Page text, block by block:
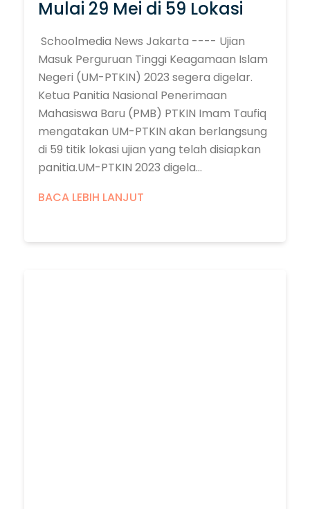
Mulai 29 Mei di 59 Lokasi
Schoolmedia News Jakarta ---- Ujian
Masuk Perguruan Tinggi Keagamaan Islam
Negeri (UM-PTKIN) 2023 segera digelar.
Ketua Panitia Nasional Penerimaan
Mahasiswa Baru (PMB) PTKIN Imam Taufiq
mengatakan UM-PTKIN akan berlangsung
di 59 titik lokasi ujian yang telah disiapkan
panitia.UM-PTKIN 2023 digela...
BACA LEBIH LANJUT